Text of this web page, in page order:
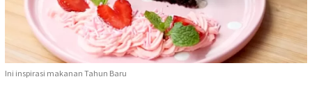
Ini inspirasi makanan Tahun Baru